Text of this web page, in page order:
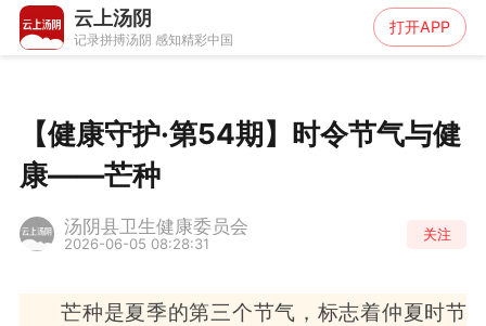
云上汤阴
记录拼搏汤阴 感知精彩中国
打开APP
【健康守护·第54期】时令节气与健
康——芒种
汤阴县卫生健康委员会
2026-06-05 08:28:31
关注
芒种是夏季的第三个节气，标志着仲夏时节